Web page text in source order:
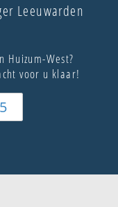
Leeuwarden
Huizum-West?
voor u klaar!